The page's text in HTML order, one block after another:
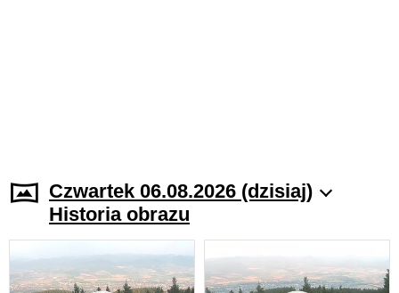
Czwartek 06.08.2026 (dzisiaj)
Historia obrazu